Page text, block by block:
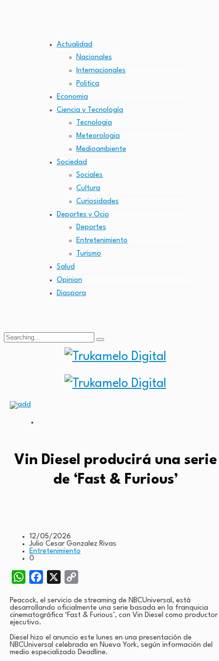
Actualidad
Nacionales
Internacionales
Politica
Economia
Ciencia y Tecnología
Tecnologia
Meteorologia
Medioambiente
Sociedad
Sociales
Cultura
Curiosidades
Deportes y Ocio
Deportes
Entretenimiento
Turismo
Salud
Opinion
Diaspora
Vin Diesel producirá una serie
de ‘Fast & Furious’
12/05/2026
Julio Cesar Gonzalez Rivas
Entretenimiento
0
WhatsAppFacebook
Peacock, el servicio de streaming de NBCUniversal, está
desarrollando oficialmente una serie basada en la franquicia
cinematográfica ‘Fast & Furious’, con Vin Diesel como productor
ejecutivo.
Diesel hizo el anuncio este lunes en una presentación de
NBCUniversal celebrada en Nueva York, según información del
medio especializado Deadline.